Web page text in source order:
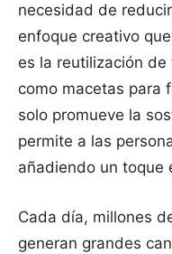
necesidad de
enfoque creativo
es la reutilización
como macetas para
solo promueve la
permite a las
añadiendo un toque
Cada día, millones
generan grandes